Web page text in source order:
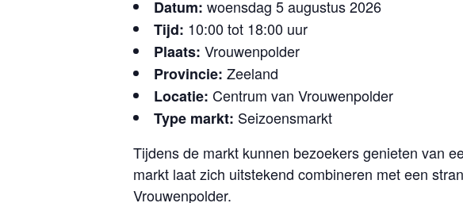
Datum: woensdag 5 augustus 2026
Tijd: 10:00 tot 18:00 uur
Plaats: Vrouwenpolder
Provincie: Zeeland
Locatie: Centrum van Vrouwenpolder
Type markt: Seizoensmarkt
Tijdens de markt kunnen bezoekers genieten van
markt laat zich uitstekend combineren met een
Vrouwenpolder.